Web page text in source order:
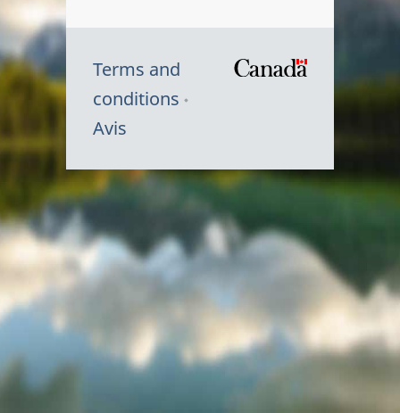
Terms and
conditions
Avis
Symbole
du